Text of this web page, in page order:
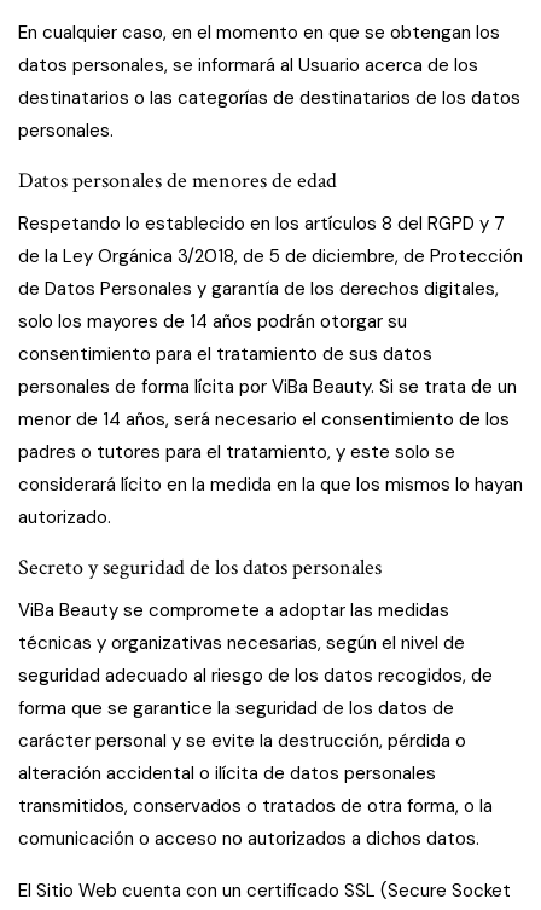
En cualquier caso, en el momento en que se obtengan los
datos personales, se informará al Usuario acerca de los
destinatarios o las categorías de destinatarios de los datos
personales.
Datos personales de menores de edad
Respetando lo establecido en los artículos 8 del RGPD y 7
de la Ley Orgánica 3/2018, de 5 de diciembre, de Protección
de Datos Personales y garantía de los derechos digitales,
solo los mayores de 14 años podrán otorgar su
consentimiento para el tratamiento de sus datos
personales de forma lícita por ViBa Beauty. Si se trata de un
menor de 14 años, será necesario el consentimiento de los
padres o tutores para el tratamiento, y este solo se
considerará lícito en la medida en la que los mismos lo hayan
autorizado.
Secreto y seguridad de los datos personales
ViBa Beauty se compromete a adoptar las medidas
técnicas y organizativas necesarias, según el nivel de
seguridad adecuado al riesgo de los datos recogidos, de
forma que se garantice la seguridad de los datos de
carácter personal y se evite la destrucción, pérdida o
alteración accidental o ilícita de datos personales
transmitidos, conservados o tratados de otra forma, o la
comunicación o acceso no autorizados a dichos datos.
El Sitio Web cuenta con un certificado SSL (Secure Socket